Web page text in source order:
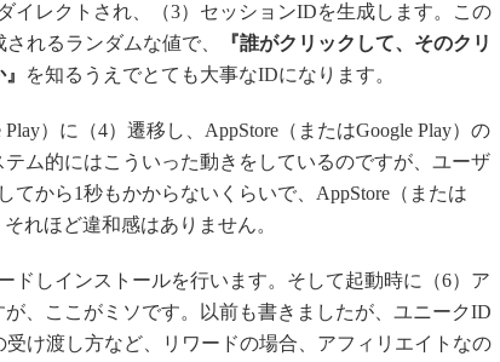
イレクトされ、（3）セッションIDを生成します。この
れるランダムな値で、
『誰がクリックして、そのクリ
を知るうえでとても大事なIDになります。
）に（4）遷移し、AppStore（またはGoogle Play）の
ム的にはこういった動きをしているのですが、ユーザ
てから1秒もかからないくらいで、AppStore（または
れほど違和感はありません。
ドしインストールを行います。そして起動時に（6）ア
、ここがミソです。以前も書きましたが、ユニークID
け渡し方など、リワードの場合、アフィリエイトなの